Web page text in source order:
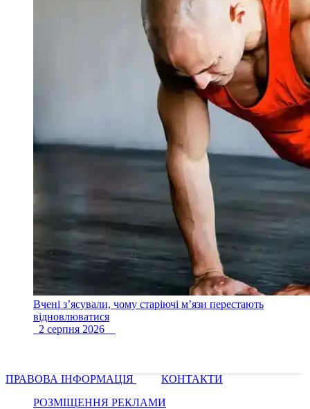
Вчені з’ясували, чому старіючі м’язи перестають
відновлюватися
2 серпня 2026
ПРАВОВА ІНФОРМАЦІЯ
КОНТАКТИ
РОЗМІЩЕННЯ РЕКЛАМИ